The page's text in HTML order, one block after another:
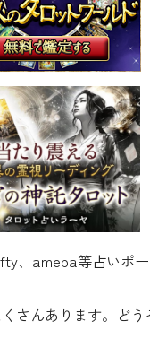
、ameba等占いポ
さんあります。どう